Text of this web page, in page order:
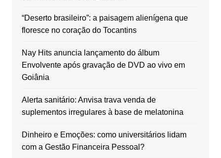
“Deserto brasileiro”: a paisagem alienígena que
floresce no coração do Tocantins
Nay Hits anuncia lançamento do álbum
Envolvente após gravação de DVD ao vivo em
Goiânia
Alerta sanitário: Anvisa trava venda de
suplementos irregulares à base de melatonina
Dinheiro e Emoções: como universitários lidam
com a Gestão Financeira Pessoal?